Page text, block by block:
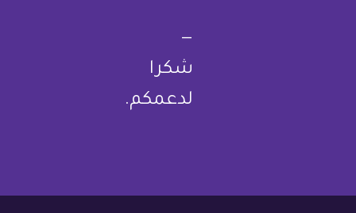
—
شكرا
لدعمكم.